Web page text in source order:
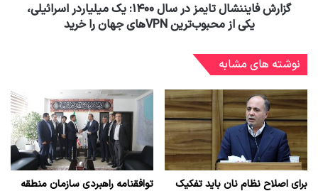
گزارش فایننشال تایمز در سال ۱۴۰۰: یک میلیاردر اسرائیلی،
یکی از محبوب‌ترین VPN‌های جهان را خرید
نوشته های مشابه
برای اصلاح نظام نان باید تفکیک
توافقنامه راهبردی سازمان منطقه